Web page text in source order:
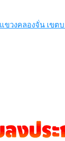
ขวงคลองจั่น เขต